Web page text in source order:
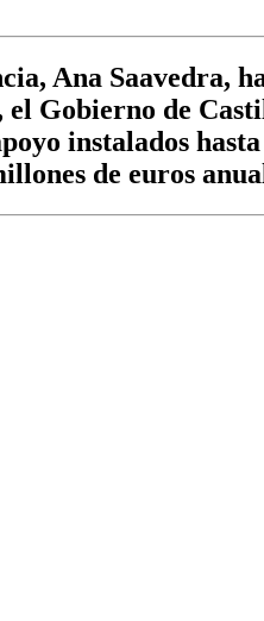
Ana Saavedra,
el Gobierno de
instalados
de euros